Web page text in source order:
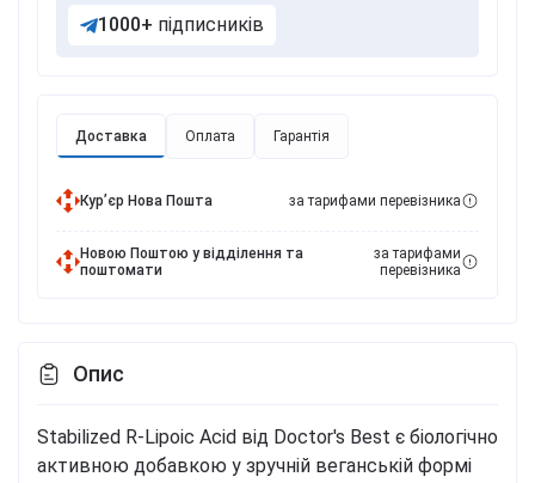
Доставка Оплата Гарантія
Курʼєр Нова Пошта за тарифами перевізника
Новою Поштою у відділення та
поштомати
за тарифами
перевізника
1000+ підписників
Опис
Stabilized R-Lipoic Acid від Doctor's Best є біологічно
активною добавкою у зручній веганській формі